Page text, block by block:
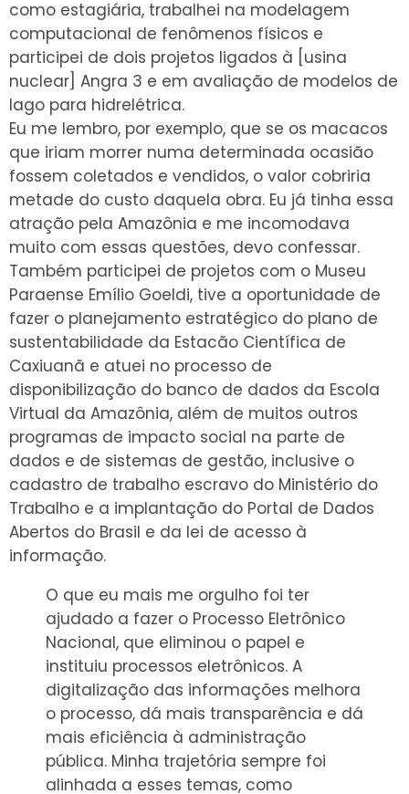
como estagiária, trabalhei na modelagem
computacional de fenômenos físicos e
participei de dois projetos ligados à [usina
nuclear] Angra 3 e em avaliação de modelos de
lago para hidrelétrica.
Eu me lembro, por exemplo, que se os macacos
que iriam morrer numa determinada ocasião
fossem coletados e vendidos, o valor cobriria
metade do custo daquela obra. Eu já tinha essa
atração pela Amazônia e me incomodava
muito com essas questões, devo confessar.
Também participei de projetos com o Museu
Paraense Emílio Goeldi, tive a oportunidade de
fazer o planejamento estratégico do plano de
sustentabilidade da Estacão Científica de
Caxiuanã e atuei no processo de
disponibilização do banco de dados da Escola
Virtual da Amazônia, além de muitos outros
programas de impacto social na parte de
dados e de sistemas de gestão, inclusive o
cadastro de trabalho escravo do Ministério do
Trabalho e a implantação do Portal de Dados
Abertos do Brasil e da lei de acesso à
informação.
O que eu mais me orgulho foi ter
ajudado a fazer o Processo Eletrônico
Nacional, que eliminou o papel e
instituiu processos eletrônicos. A
digitalização das informações melhora
o processo, dá mais transparência e dá
mais eficiência à administração
pública. Minha trajetória sempre foi
alinhada a esses temas, como